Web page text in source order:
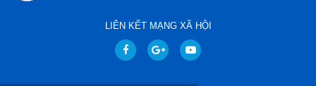
LIÊN KẾT MẠNG XÃ HỘI